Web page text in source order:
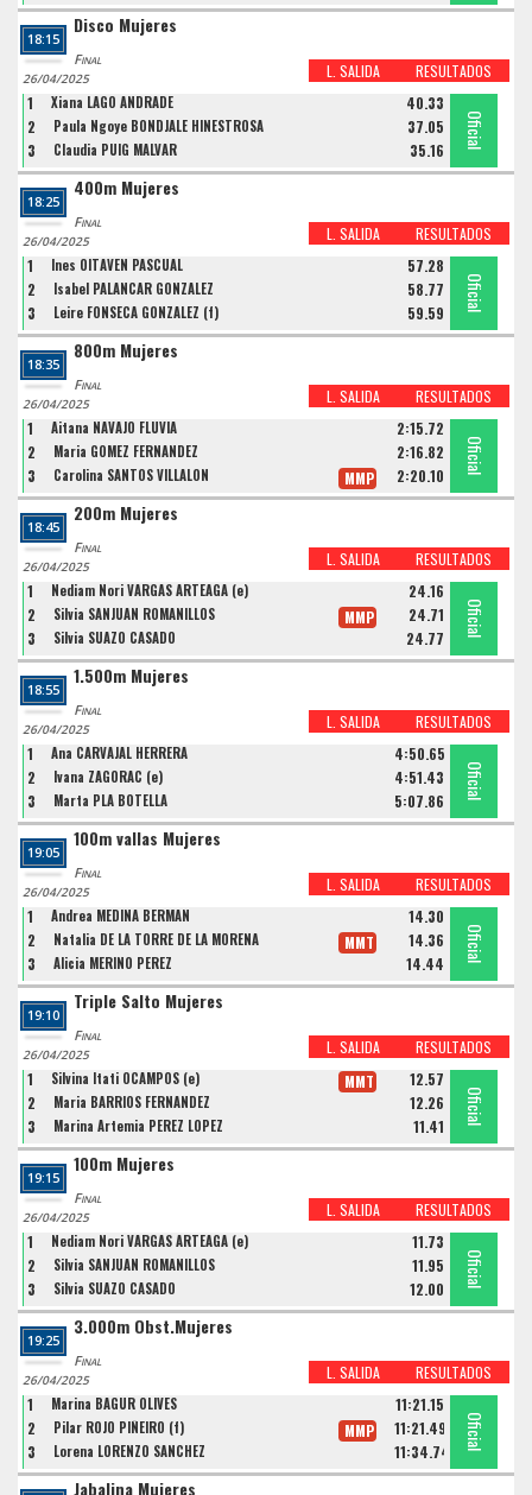
18:15
Disco Mujeres
Final
L. SALIDA RESULTADOS
26/04/2025
1 Xiana LAGO ANDRADE 40.33
Oficial
2 Paula Ngoye BONDJALE HINESTROSA 37.05 Oficial
3 Claudia PUIG MALVAR 35.16
Oficial
18:25
400m Mujeres
Final
L. SALIDA RESULTADOS
26/04/2025
1 Ines OITAVEN PASCUAL 57.28
Oficial
2 Isabel PALANCAR GONZALEZ 58.77 Oficial
3 Leire FONSECA GONZALEZ (f) 59.59
Oficial
18:35
800m Mujeres
Final
L. SALIDA RESULTADOS
26/04/2025
1 Aitana NAVAJO FLUVIA 2:15.72
Oficial
2 Maria GOMEZ FERNANDEZ 2:16.82 Oficial
3 Carolina SANTOS VILLALON 2:20.10
MMP
Oficial
18:45
200m Mujeres
Final
L. SALIDA RESULTADOS
26/04/2025
1 Nediam Nori VARGAS ARTEAGA (e) 24.16
Oficial
2 Silvia SANJUAN ROMANILLOS 24.71
MMP Oficial
3 Silvia SUAZO CASADO 24.77
Oficial
18:55
1.500m Mujeres
Final
L. SALIDA RESULTADOS
26/04/2025
1 Ana CARVAJAL HERRERA 4:50.65
Oficial
2 Ivana ZAGORAC (e) 4:51.43 Oficial
3 Marta PLA BOTELLA 5:07.86
Oficial
19:05
100m vallas Mujeres
Final
L. SALIDA RESULTADOS
26/04/2025
1 Andrea MEDINA BERMAN 14.30
Oficial
2 Natalia DE LA TORRE DE LA MORENA 14.36
MMT Oficial
3 Alicia MERINO PEREZ 14.44
Oficial
19:10
Triple Salto Mujeres
Final
L. SALIDA RESULTADOS
26/04/2025
1 Silvina Itati OCAMPOS (e) 12.57
MMT
Oficial
2 Maria BARRIOS FERNANDEZ 12.26 Oficial
3 Marina Artemia PEREZ LOPEZ 11.41
Oficial
19:15
100m Mujeres
Final
L. SALIDA RESULTADOS
26/04/2025
1 Nediam Nori VARGAS ARTEAGA (e) 11.73
Oficial
2 Silvia SANJUAN ROMANILLOS 11.95 Oficial
3 Silvia SUAZO CASADO 12.00
Oficial
19:25
3.000m Obst.Mujeres
Final
L. SALIDA RESULTADOS
26/04/2025
1 Marina BAGUR OLIVES 11:21.15
Oficial
2 Pilar ROJO PIÑEIRO (f) 11:21.49
MMP Oficial
3 Lorena LORENZO SANCHEZ 11:34.74
Oficial
Jabalina Mujeres